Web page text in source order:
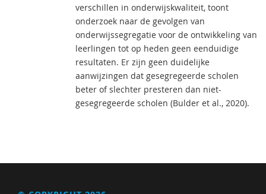
verschillen in onderwijskwaliteit, toont
onderzoek naar de gevolgen van
onderwijssegregatie voor de ontwikkeling van
leerlingen tot op heden geen eenduidige
resultaten. Er zijn geen duidelijke
aanwijzingen dat gesegregeerde scholen
beter of slechter presteren dan niet-
gesegregeerde scholen (Bulder et al., 2020).